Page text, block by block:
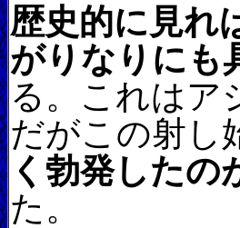
歴史的に見れ
がりなりにも
る。これはア
だがこの射し
く勃発したの
た。